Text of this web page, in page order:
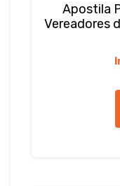
Apostila
Vereadores